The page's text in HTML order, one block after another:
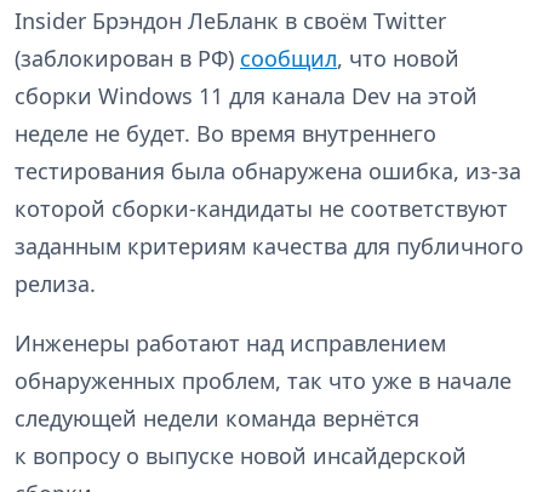
Insider Брэндон ЛеБланк в своём Twitter
(заблокирован в РФ) сообщил, что новой
сборки Windows 11 для канала Dev на этой
неделе не будет. Во время внутреннего
тестирования была обнаружена ошибка, из-за
которой сборки-кандидаты не соответствуют
заданным критериям качества для публичного
релиза.
Инженеры работают над исправлением
обнаруженных проблем, так что уже в начале
следующей недели команда вернётся
к вопросу о выпуске новой инсайдерской